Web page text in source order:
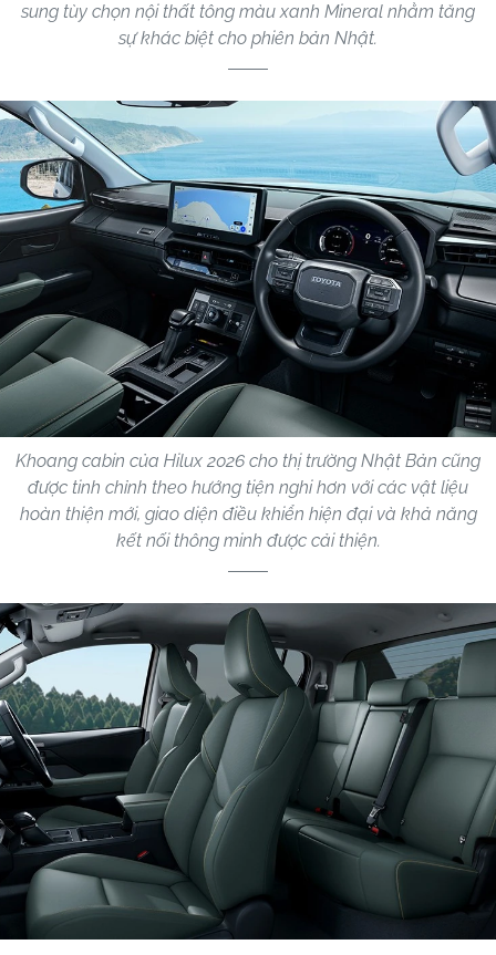
sung tùy chọn nội thất tông màu xanh Mineral nhằm tăng
sự khác biệt cho phiên bản Nhật.
Khoang cabin của Hilux 2026 cho thị trường Nhật Bản cũng
được tinh chỉnh theo hướng tiện nghi hơn với các vật liệu
hoàn thiện mới, giao diện điều khiển hiện đại và khả năng
kết nối thông minh được cải thiện.